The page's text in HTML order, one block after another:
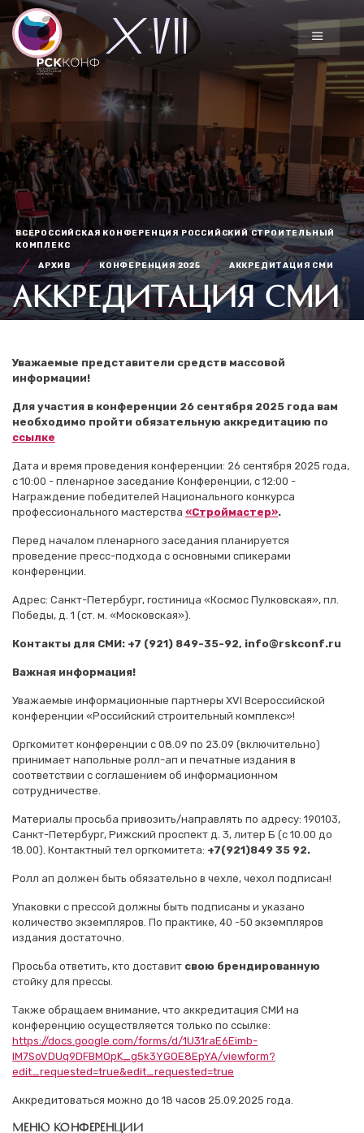
ВСЕРОССИЙСКАЯ КОНФЕРЕНЦИЯ РОССИЙСКИЙ СТРОИТЕЛЬНЫЙ
КОМПЛЕКС
АРХИВ КОНФЕРЕНЦИЯ 2025 АККРЕДИТАЦИЯ СМИ
АККРЕДИТАЦИЯ СМИ
Уважаемые представители средств массовой
информации!
Для участия в конференции 26 сентября 2025 года вам
необходимо пройти обязательную аккредитацию по
ссылке
Дата и время проведения конференции: 26 сентября 2025 года,
с 10:00 - пленарное заседание Конференции, с 12:00 -
Награждение победителей Национального конкурса
профессионального мастерства «Строймастер».
Перед началом пленарного заседания планируется
проведение пресс-подхода с основными спикерами
конференции.
Адрес: Санкт-Петербург, гостиница «Космос Пулковская», пл.
Победы, д. 1 (ст. м. «Московская»).
Контакты для СМИ: +7 (921) 849-35-92, info@rskconf.ru
Важная информация!
Уважаемые информационные партнеры XVI Всероссийской
конференции «Российский строительный комплекс»!
Оргкомитет конференции с 08.09 по 23.09 (включительно)
принимает напольные ролл-ап и печатные издания в
соответствии с соглашением об информационном
сотрудничестве.
Материалы просьба привозить/направлять по адресу: 190103,
Санкт-Петербург, Рижский проспект д. 3, литер Б (с 10.00 до
18.00). Контактный тел оргкомитета: +7(921)849 35 92.
Ролл ап должен быть обязательно в чехле, чехол подписан!
Упаковки с прессой должны быть подписаны и указано
количество экземпляров. По практике, 40 -50 экземпляров
издания достаточно.
Просьба ответить, кто доставит свою брендированную
стойку для прессы.
Также обращаем внимание, что аккредитация СМИ на
конференцию осуществляется только по ссылке:
https://docs.google.com/forms/d/1U31raE6Eimb-
IM7SoVDUq9DFBMOpK_g5k3YGOE8EpYA/viewform?
edit_requested=true&edit_requested=true
Аккредитоваться можно до 18 часов 25.09.2025 года.
МЕНЮ КОНФЕРЕНЦИИ